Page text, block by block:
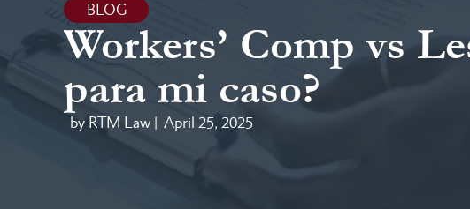
BLOG
Workers’ Comp vs
para mi caso?
by RTM Law | April 25, 2025